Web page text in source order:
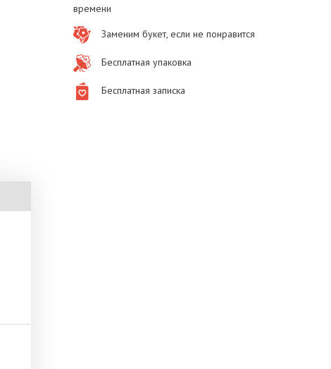
времени
Заменим букет, если не понравится
Бесплатная упаковка
Бесплатная записка